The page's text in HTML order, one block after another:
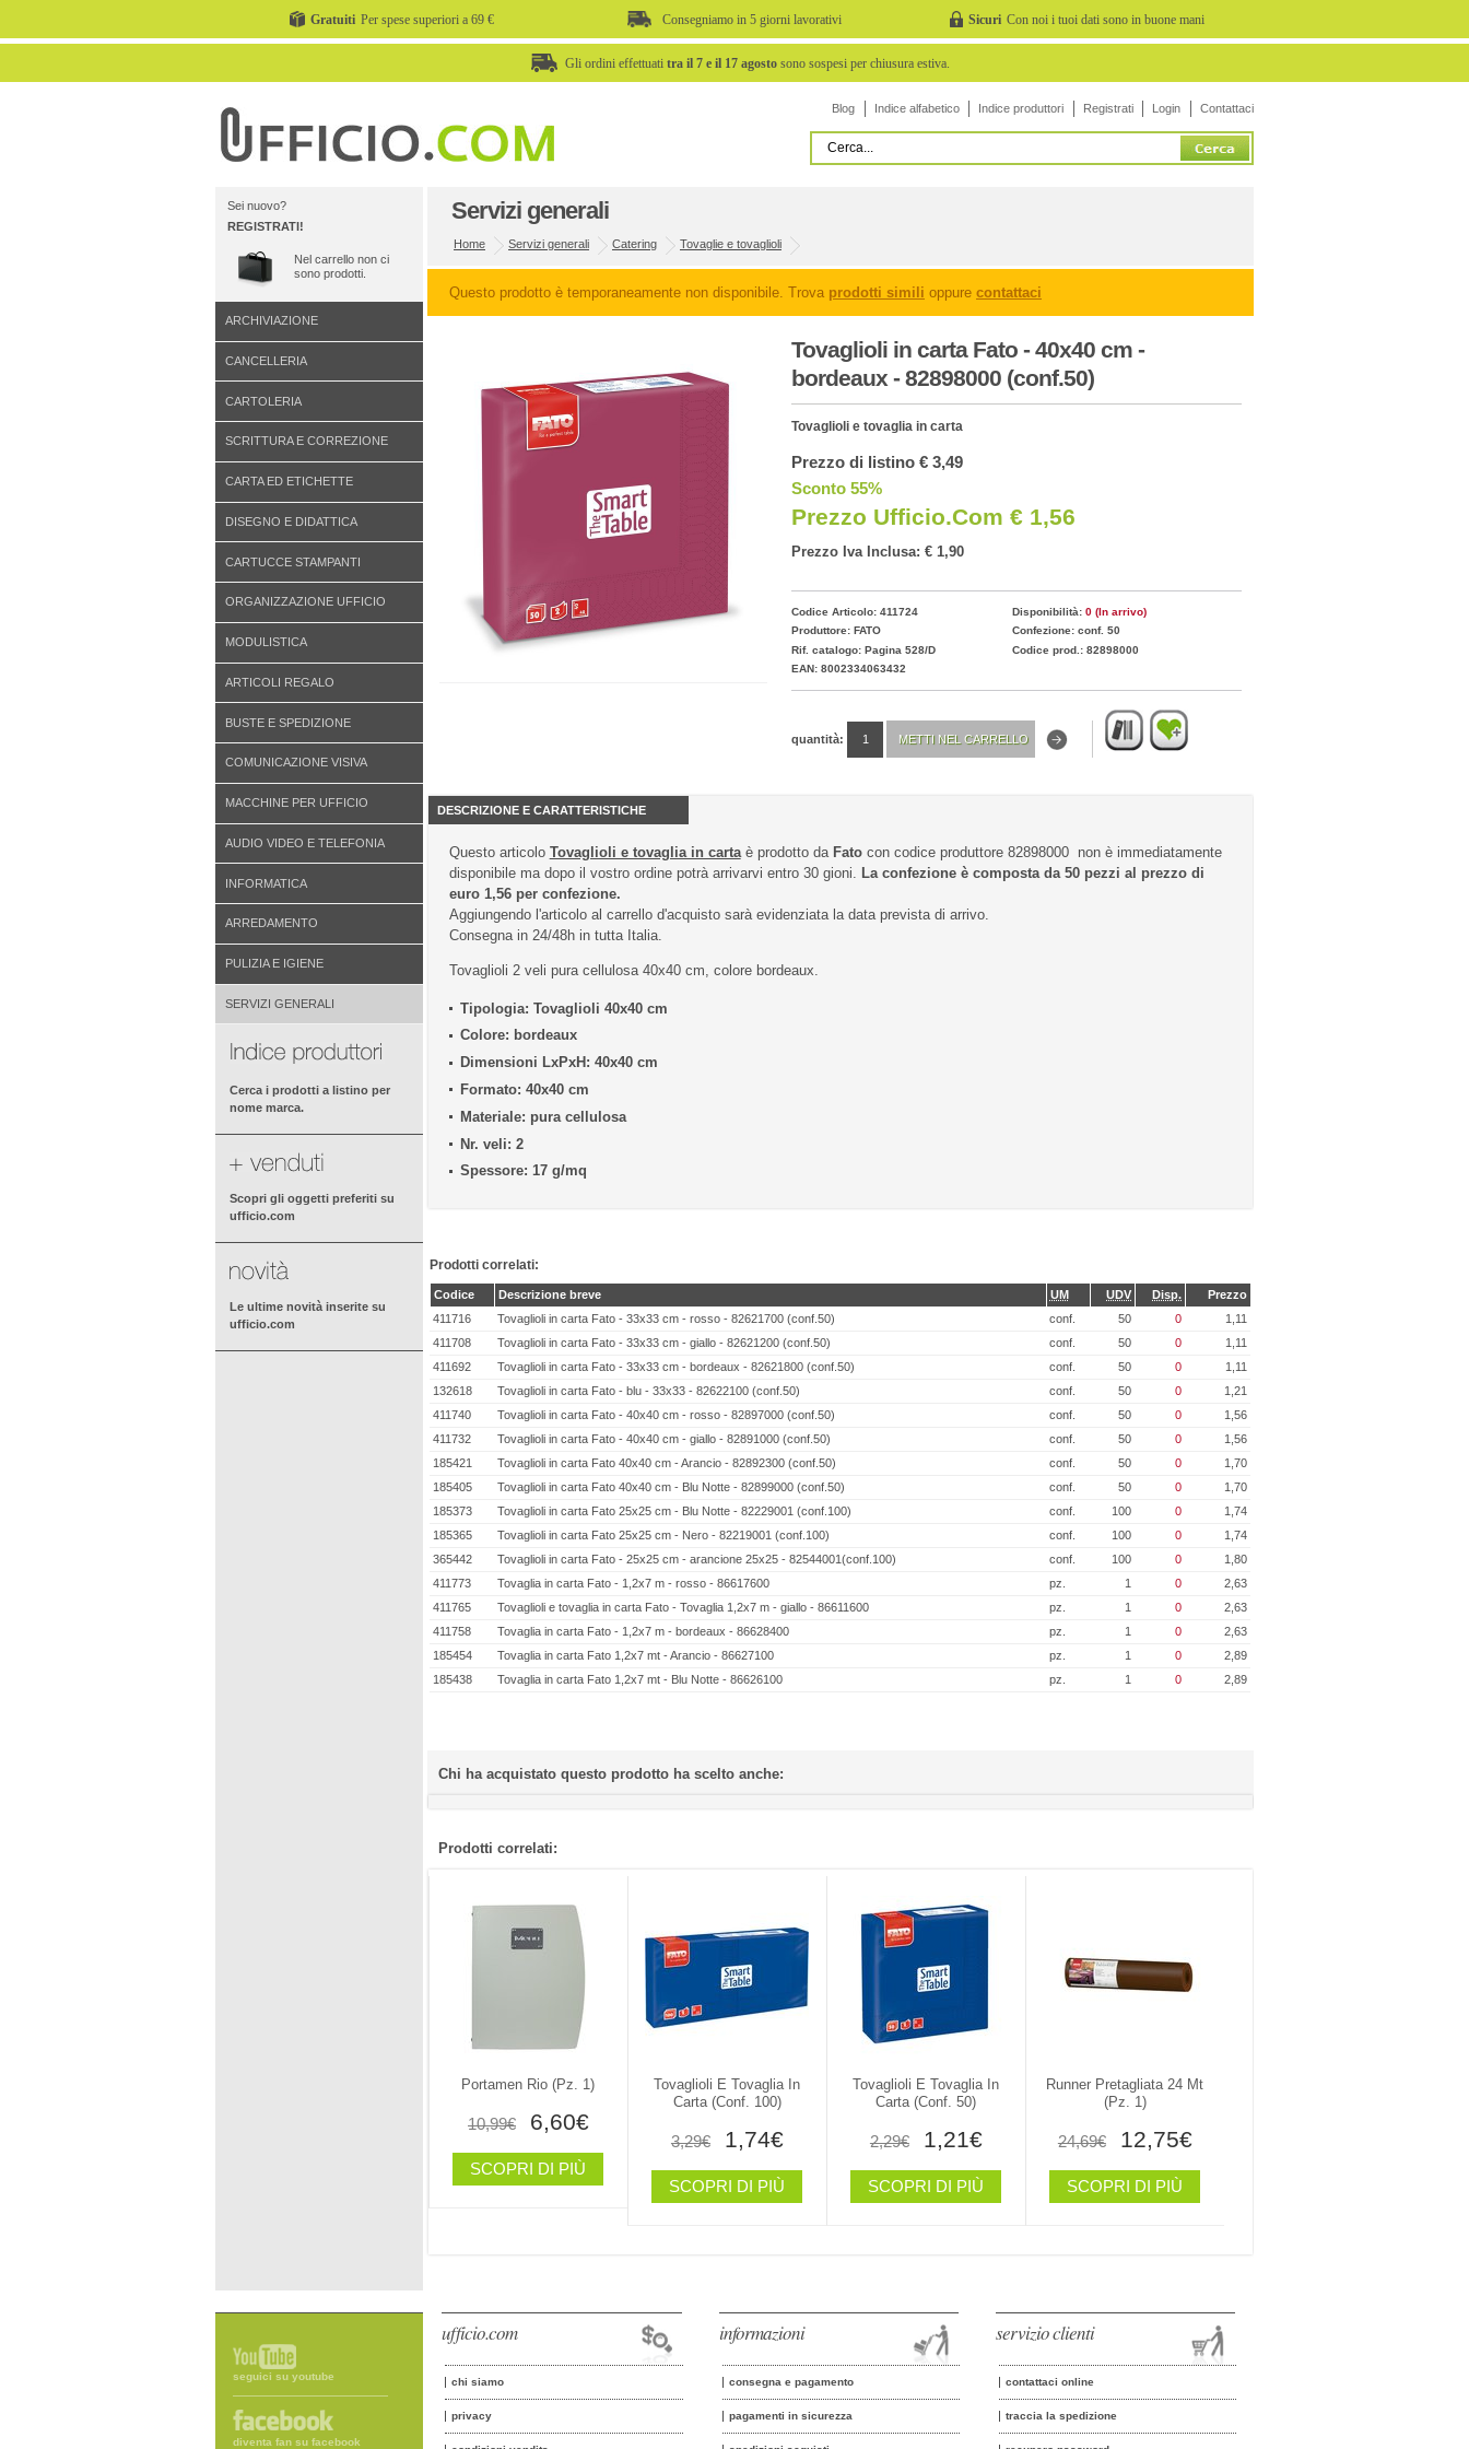
Gratuiti Per spese superiori a 69 € Consegniamo in 5 giorni lavorativi Sicuri Con noi i tuoi dati sono in buone mani
Gli ordini effettuati tra il 7 e il 17 agostosono sospesi per chiusura estiva.
Blog Indice alfabetico Indice produttori Registrati Login Contattaci
Sei nuovo?
REGISTRATI!
Nel carrello non ci
sono prodotti.
ARCHIVIAZIONE
CANCELLERIA
CARTOLERIA
SCRITTURA E CORREZIONE
CARTA ED ETICHETTE
DISEGNO E DIDATTICA
CARTUCCE STAMPANTI
ORGANIZZAZIONE UFFICIO
MODULISTICA
ARTICOLI REGALO
BUSTE E SPEDIZIONE
COMUNICAZIONE VISIVA
MACCHINE PER UFFICIO
AUDIO VIDEO E TELEFONIA
INFORMATICA
ARREDAMENTO
PULIZIA E IGIENE
SERVIZI GENERALI
Cerca i prodotti a listino per
nome marca.
Scopri gli oggetti preferiti su
ufficio.com
Le ultime novità inserite su
ufficio.com
Servizi generali
Home Servizi generali Catering Tovaglie e tovaglioli
Questo prodotto è temporaneamente non disponibile. Trova prodotti simili oppure contattaci
Tovaglioli in carta Fato - 40x40 cm -
bordeaux - 82898000 (conf.50)
Tovaglioli e tovaglia in carta
Prezzo di listino € 3,49
Sconto 55%
Prezzo Ufficio.com € 1,56
Prezzo Iva Inclusa: € 1,90
Codice Articolo: 411724 Disponibilità: 0 (In arrivo)
Produttore: FATO
Confezione: conf. 50
Rif. catalogo: Pagina 528/D
Codice prod.: 82898000
EAN: 8002334063432
quantità:
DESCRIZIONE E CARATTERISTICHE
Questo articolo Tovaglioli e tovaglia in cartaè prodotto da Fatocon codice produttore 82898000 non è immediatamente
disponibile ma dopo il vostro ordine potrà arrivarvi entro 30 gioni. La confezione è composta da 50 pezzi al prezzo di
euro 1,56 per confezione.
Aggiungendo l'articolo al carrello d'acquisto sarà evidenziata la data prevista di arrivo.
Consegna in 24/48h in tutta Italia.
Tovaglioli 2 veli pura cellulosa 40x40 cm, colore bordeaux.
Tipologia: Tovaglioli 40x40 cm
Colore: bordeaux
Dimensioni LxPxH: 40x40 cm
Formato: 40x40 cm
Materiale: pura cellulosa
Nr. veli: 2
Spessore: 17 g/mq
Prodotti correlati:
Codice Descrizione breve UM UDV Disp.
Prezzo
411716
Tovaglioli in carta Fato - 33x33 cm - rosso - 82621700 (conf.50) conf. 50 0
1,11
411708
Tovaglioli in carta Fato - 33x33 cm - giallo - 82621200 (conf.50) conf. 50 0
1,11
411692
Tovaglioli in carta Fato - 33x33 cm - bordeaux - 82621800 (conf.50) conf. 50 0
1,11
132618
Tovaglioli in carta Fato - blu - 33x33 - 82622100 (conf.50) conf. 50 0
1,21
411740
Tovaglioli in carta Fato - 40x40 cm - rosso - 82897000 (conf.50) conf. 50 0
1,56
411732
Tovaglioli in carta Fato - 40x40 cm - giallo - 82891000 (conf.50) conf. 50 0
1,56
185421
Tovaglioli in carta Fato 40x40 cm - Arancio - 82892300 (conf.50) conf. 50 0
1,70
185405
Tovaglioli in carta Fato 40x40 cm - Blu Notte - 82899000 (conf.50) conf. 50 0
1,70
185373
Tovaglioli in carta Fato 25x25 cm - Blu Notte - 82229001 (conf.100) conf. 100 0
1,74
185365
Tovaglioli in carta Fato 25x25 cm - Nero - 82219001 (conf.100) conf. 100 0
1,74
365442
Tovaglioli in carta Fato - 25x25 cm - arancione 25x25 - 82544001(conf.100) conf. 100 0
1,80
411773
Tovaglia in carta Fato - 1,2x7 m - rosso - 86617600 pz. 1 0
2,63
411765
Tovaglioli e tovaglia in carta Fato - Tovaglia 1,2x7 m - giallo - 86611600 pz. 1 0
2,63
411758
Tovaglia in carta Fato - 1,2x7 m - bordeaux - 86628400 pz. 1 0
2,63
185454
Tovaglia in carta Fato 1,2x7 mt - Arancio - 86627100 pz. 1 0
2,89
185438
Tovaglia in carta Fato 1,2x7 mt - Blu Notte - 86626100 pz. 1 0 2,89
Chi ha acquistato questo prodotto ha scelto anche:
Prodotti correlati:
Portamen Rio (pz. 1)
10,99€ 6,60€
SCOPRI DI PIÙ
Tovaglioli E Tovaglia In
Carta (conf. 100)
3,29€ 1,74€
SCOPRI DI PIÙ
Tovaglioli E Tovaglia In
Carta (conf. 50)
2,29€ 1,21€
SCOPRI DI PIÙ
Runner Pretagliata 24 Mt
(pz. 1)
24,69€ 12,75€
SCOPRI DI PIÙ
seguici su youtube
diventa fan su facebook
servizio clienti
contattaci online
traccia la spedizione
informazioni
consegna e pagamento
pagamenti in sicurezza
ufficio.com
chi siamo
privacy